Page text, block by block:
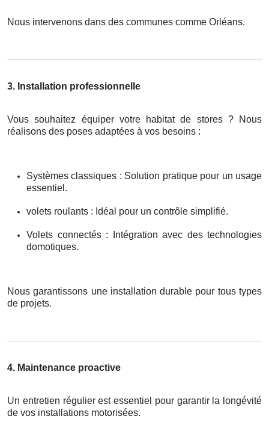
Nous intervenons dans des communes comme Orléans.
3. Installation professionnelle
Vous souhaitez équiper votre habitat de stores ? Nous
réalisons des poses adaptées à vos besoins :
Systèmes classiques : Solution pratique pour un usage
essentiel.
volets roulants : Idéal pour un contrôle simplifié.
Volets connectés : Intégration avec des technologies
domotiques.
Nous garantissons une installation durable pour tous types
de projets.
4. Maintenance proactive
Un entretien régulier est essentiel pour garantir la longévité
de vos installations motorisées.